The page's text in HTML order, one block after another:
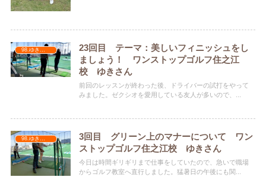
98.ゆきちゃん
23回目 テーマ：美しいフィニッシュをし
ましょう！ ワンストップゴルフ住之江
校 ゆきさん
前回のレッスンが終わった後、ドライバーの試打をやって
みました。ゼクシオを愛用している友人が多いので、...
98.ゆきちゃん
3回目 グリーン上のマナーについて ワン
ストップゴルフ住之江校 ゆきさん
今日は時間ギリギリまで仕事をしていたので、急いで職場
からゴルフ教室へ直行しました。猛暑日の午後にも関...